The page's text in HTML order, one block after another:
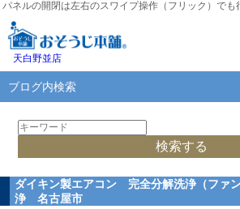
パネルの開閉は左右のスワイプ操作（フリック）でも
天白野並店
ブログ内検索
ダイキン製エアコン 完全分解洗浄（ファ
浄 名古屋市